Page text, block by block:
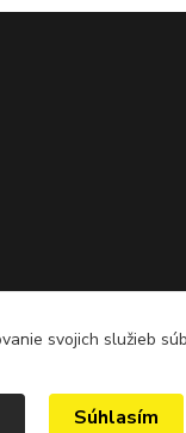
svojich služieb
Súhlasím